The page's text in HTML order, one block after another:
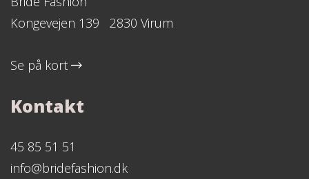
Kongevejen 139 2830 Virum
Se på kort
Kontakt
45 85 51 51
info@bridefashion.dk